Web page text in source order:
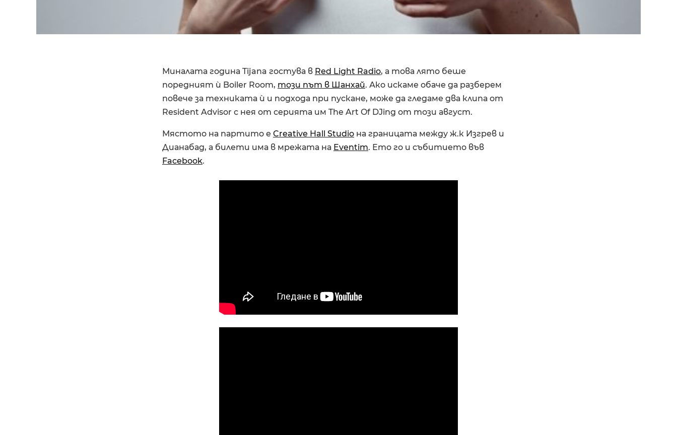
Миналата година Tijana гостува в Red Light Radio, а това лято беше
поредният ѝ Boiler Room, този път в Шанхай. Ако искаме обаче да разберем
повече за техниката ѝ и подхода при пускане, може да гледаме два клипа от
Resident Advisor с нея от серията им The Art Of DJing от този август.
Мястото на партито е Creative Hall Studio на границата между ж.к Изгрев и
Дианабад, а билети има в мрежата на Eventim. Ето го и събитието във
Facebook.